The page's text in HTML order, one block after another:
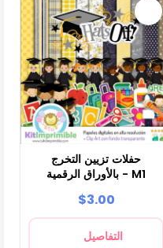
حفلات تزيين التخرج
بالأوراق الرقمية - M1
$3.00
التفاصيل